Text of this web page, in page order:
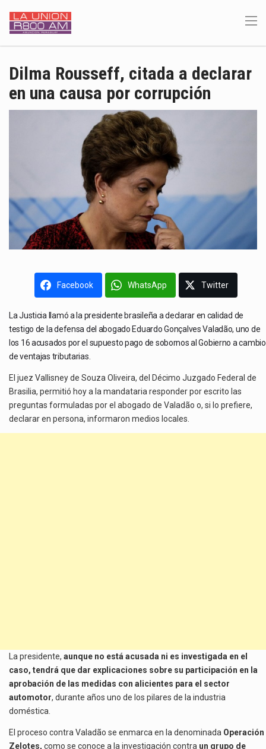
Dilma Rousseff, citada a declarar
en una causa por corrupción
Facebook WhatsApp Twitter
La Justicia llamó a la presidente brasileña a declarar en calidad de
testigo de la defensa del abogado Eduardo Gonçalves Valadão, uno de
los 16 acusados por el supuesto pago de sobornos al Gobierno a cambio
de ventajas tributarias.
El juez Vallisney de Souza Oliveira, del Décimo Juzgado Federal de
Brasilia, permitió hoy a la mandataria responder por escrito las
preguntas formuladas por el abogado de Valadão o, si lo prefiere,
declarar en persona, informaron medios locales.
La presidente, aunque no está acusada ni es investigada en el
caso, tendrá que dar explicaciones sobre su participación en la
aprobación de las medidas con alicientes para el sector
automotor, durante años uno de los pilares de la industria
doméstica.
El proceso contra Valadão se enmarca en la denominada Operación
Zelotes, como se conoce a la investigación contra un grupo de